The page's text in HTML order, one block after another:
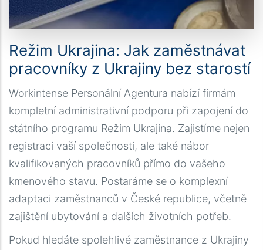
Režim Ukrajina: Jak zaměstnávat
pracovníky z Ukrajiny bez starostí
Workintense Personální Agentura nabízí firmám
kompletní administrativní podporu při zapojení do
státního programu Režim Ukrajina. Zajistíme nejen
registraci vaší společnosti, ale také nábor
kvalifikovaných pracovníků přímo do vašeho
kmenového stavu. Postaráme se o komplexní
adaptaci zaměstnanců v České republice, včetně
zajištění ubytování a dalších životních potřeb.
Pokud hledáte spolehlivé zaměstnance z Ukrajiny